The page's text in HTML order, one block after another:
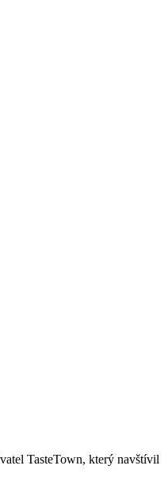
TasteTown, který navštívil